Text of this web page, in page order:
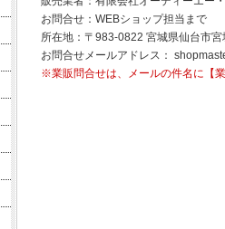
お問合せ：WEBショップ担当まで
所在地：〒983-0822 宮城県仙台市
お問合せメールアドレス：
※業販問合せは、メールの件名に【